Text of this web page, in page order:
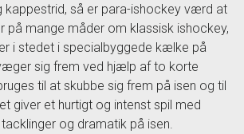
kappestrid, så er para-ishockey værd at
på mange måder om klassisk ishockey,
i stedet i specialbyggede kælke på
sig frem ved hjælp af to korte
til at skubbe sig frem på isen og til
giver et hurtigt og intenst spil med
og dramatik på isen.